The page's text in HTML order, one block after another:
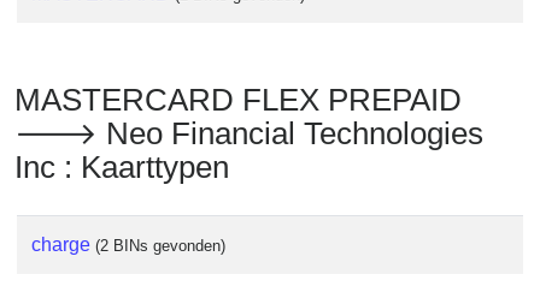
MASTERCARD FLEX PREPAID
🡒 Neo Financial Technologies
Inc : Kaarttypen
charge (2 BINs gevonden)